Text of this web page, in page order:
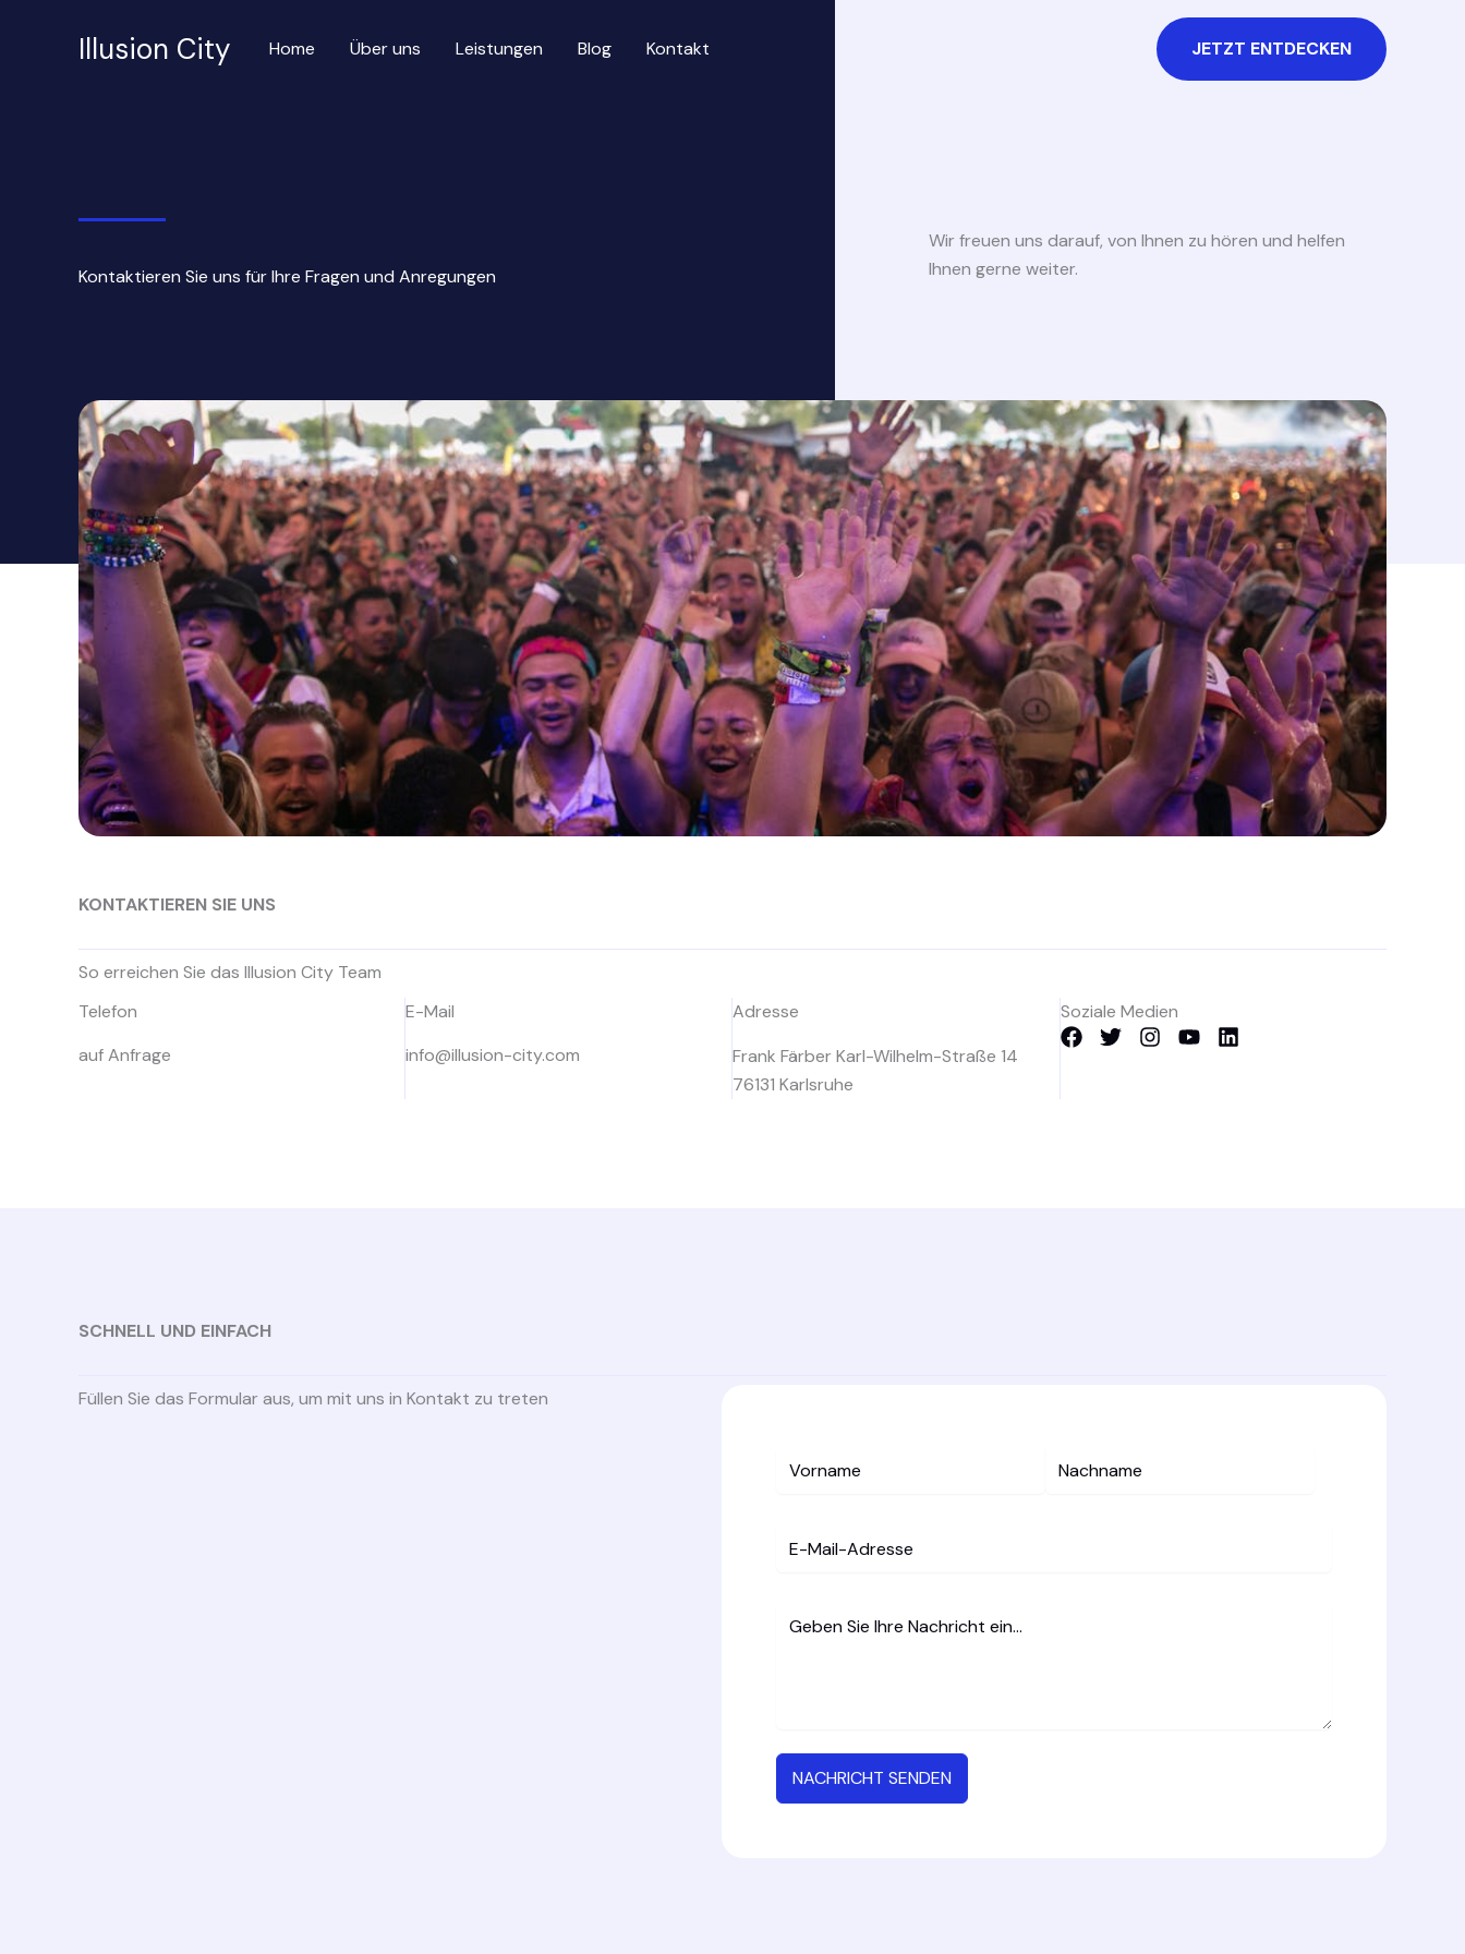
Illusion City Home Über uns Leistungen Blog Kontakt JETZT ENTDECKEN
Kontaktieren Sie uns für Ihre Fragen und Anregungen
Wir freuen uns darauf, von Ihnen zu hören und helfen
Ihnen gerne weiter.
KONTAKTIEREN SIE UNS
So erreichen Sie das Illusion City Team
Telefon
auf Anfrage
E-Mail
info@illusion-city.com
Adresse
Frank Färber Karl-Wilhelm-Straße 14
76131 Karlsruhe
Soziale Medien
SCHNELL UND EINFACH
Füllen Sie das Formular aus, um mit uns in Kontakt zu treten
NACHRICHT SENDEN